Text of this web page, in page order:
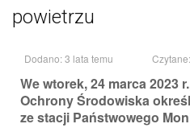
powietrzu
Dodano: 3 lata temu
We wtorek, 24 marca 2023
Ochrony Środowiska
ze stacji Państwowego